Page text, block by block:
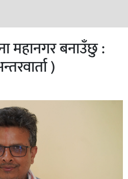
महानगर बनाउँछु :
)